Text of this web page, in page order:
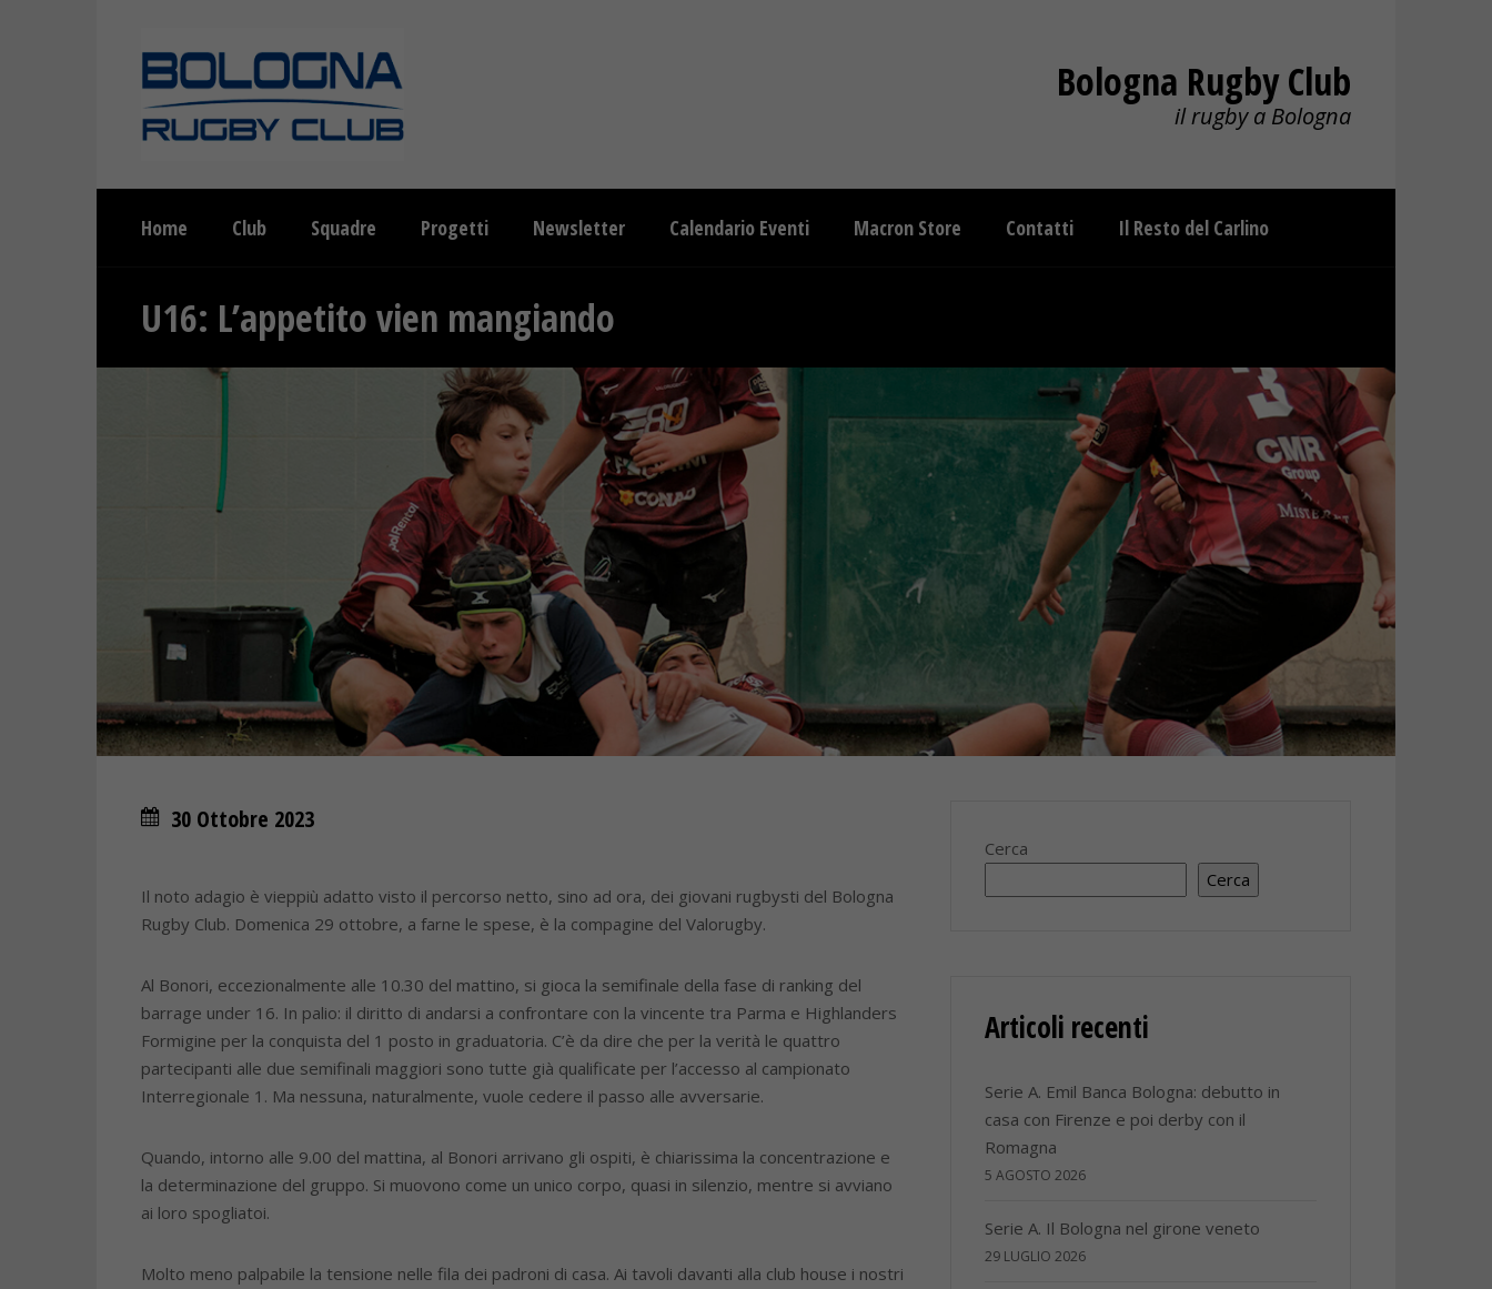
Bologna Rugby Club
il rugby a Bologna
Home Club Squadre Progetti Newsletter Calendario Eventi Macron Store Contatti Il Resto del Carlino
U16: L’appetito vien mangiando
30 Ottobre 2023
Il noto adagio è vieppiù adatto visto il percorso netto, sino ad ora, dei giovani rugbysti del Bologna
Rugby Club. Domenica 29 ottobre, a farne le spese, è la compagine del Valorugby.
Al Bonori, eccezionalmente alle 10.30 del mattino, si gioca la semifinale della fase di ranking del
barrage under 16. In palio: il diritto di andarsi a confrontare con la vincente tra Parma e Highlanders
Formigine per la conquista del 1 posto in graduatoria. C’è da dire che per la verità le quattro
partecipanti alle due semifinali maggiori sono tutte già qualificate per l’accesso al campionato
Interregionale 1. Ma nessuna, naturalmente, vuole cedere il passo alle avversarie.
Quando, intorno alle 9.00 del mattina, al Bonori arrivano gli ospiti, è chiarissima la concentrazione e
la determinazione del gruppo. Si muovono come un unico corpo, quasi in silenzio, mentre si avviano
ai loro spogliatoi.
Molto meno palpabile la tensione nelle fila dei padroni di casa. Ai tavoli davanti alla club house i nostri
Cerca
Cerca
Articoli recenti
Serie A. Emil Banca Bologna: debutto in
casa con Firenze e poi derby con il
Romagna
5 AGOSTO 2026
Serie A. Il Bologna nel girone veneto
29 LUGLIO 2026